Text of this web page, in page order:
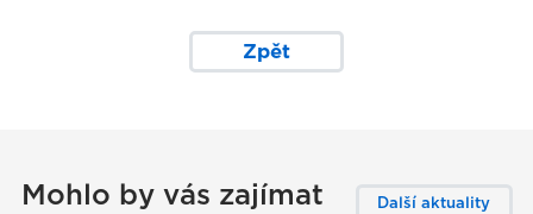
Zpět
Další aktuality
Mohlo by vás zajímat